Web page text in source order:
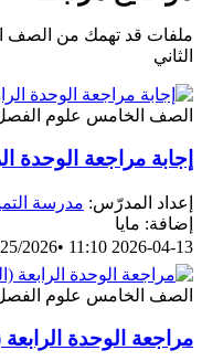
ملفات قد تهمك من الصف
الثاني
الصف الخامس علوم
إجابة مراجعة الوحدة
إعداد المدرّس: مدرسة
إضافة: مايا
2026-04-13 11:10
•
2026
الصف الخامس علوم
مراجعة الوحدة الرابعة